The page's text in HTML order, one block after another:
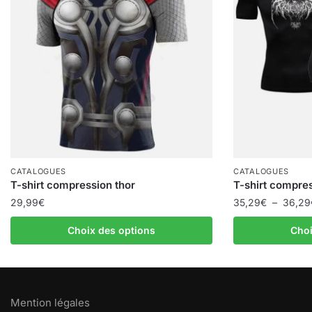
CATALOGUES
T-shirt compression thor
29,99€
Choix des options
produit
CATALOGUES
T-shirt
35,29€ – 36,29
produit
Mention légales